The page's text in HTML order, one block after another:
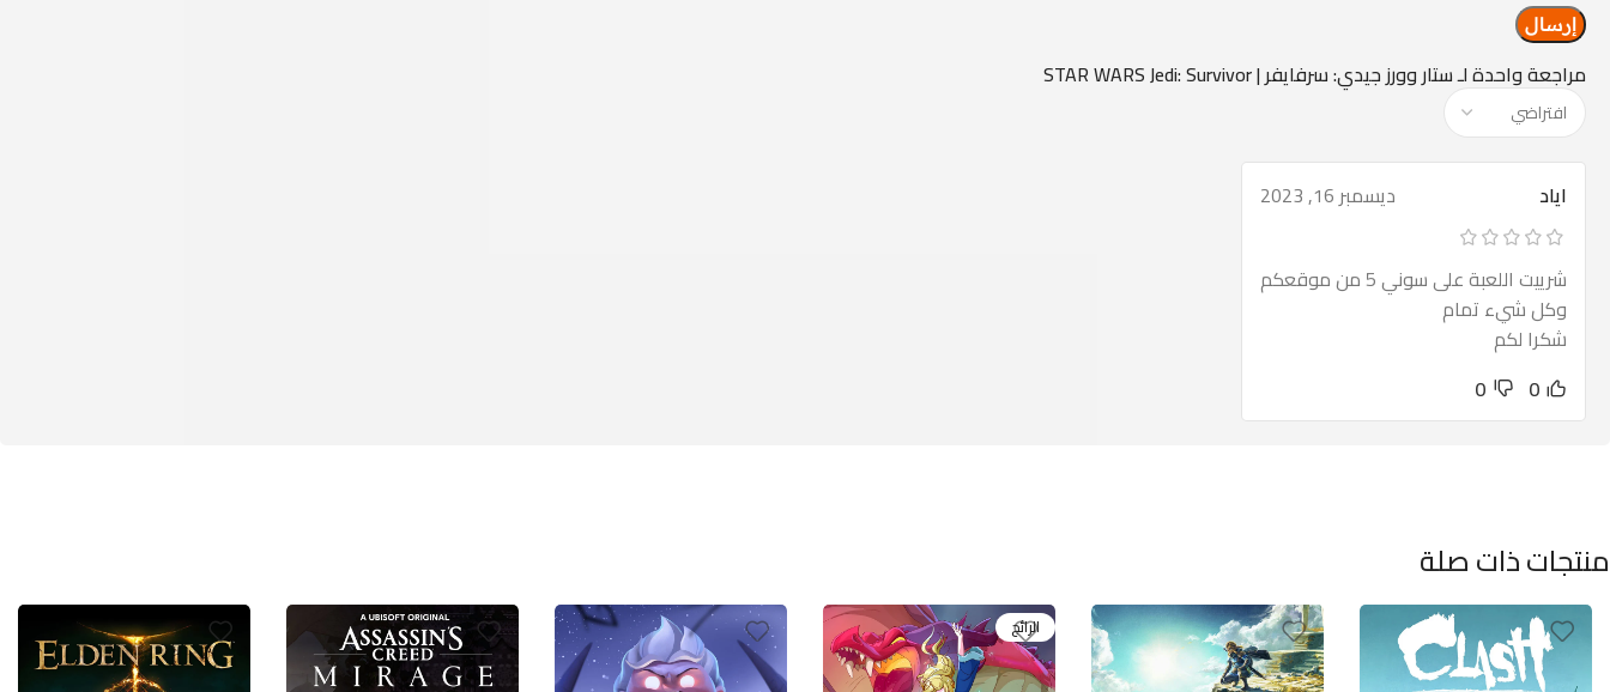
مراجعة واحدة لـستار وورز جيدي: سرفايفر | STAR WARS Jedi: Survivor
اياد ديسمبر 16, 2023
شرييت اللعبة على سوني 5 من موقعكم
وكل شيء تمام
شكرا لكم
0
0
منتجات ذات صلة
الرائج